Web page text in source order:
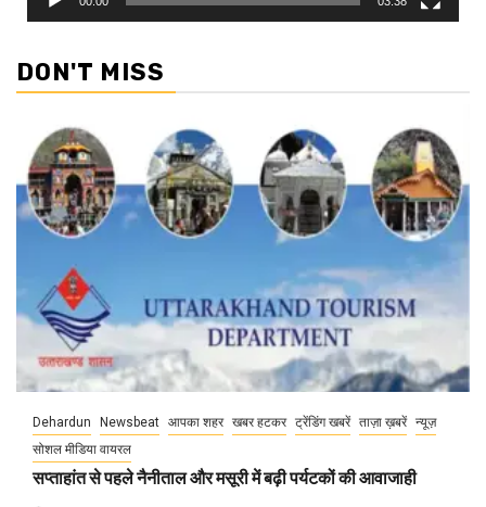
DON'T MISS
Dehardun Newsbeat आपका शहर खबर हटकर ट्रेंडिंग खबरें ताज़ा ख़बरें न्यूज़
सोशल मीडिया वायरल
सप्ताहांत से पहले नैनीताल और मसूरी में बढ़ी पर्यटकों की आवाजाही